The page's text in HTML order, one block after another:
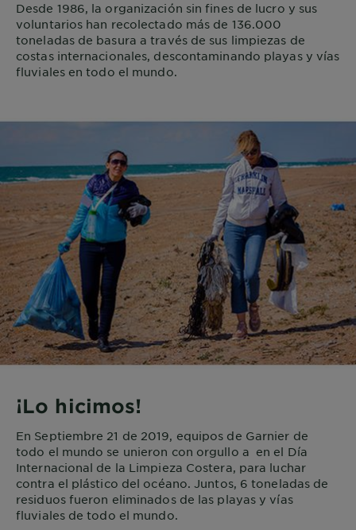
Desde 1986, la organización sin fines de lucro y sus
voluntarios han recolectado más de 136.000
toneladas de basura a través de sus limpiezas de
costas internacionales, descontaminando playas y vías
fluviales en todo el mundo.
¡Lo hicimos!
En Septiembre 21 de 2019, equipos de Garnier de
todo el mundo se unieron con orgullo a en el Día
Internacional de la Limpieza Costera, para luchar
contra el plástico del océano. Juntos, 6 toneladas de
residuos fueron eliminados de las playas y vías
fluviales de todo el mundo.